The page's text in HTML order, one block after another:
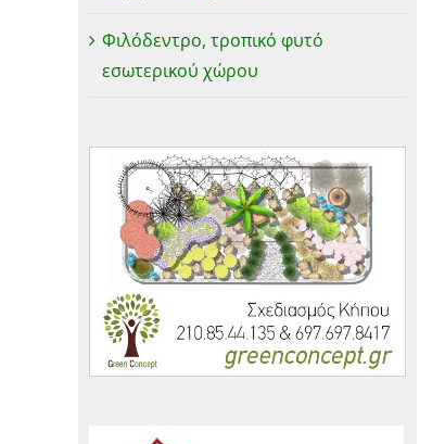
Φιλόδεντρο, τροπικό φυτό
εσωτερικού χώρου